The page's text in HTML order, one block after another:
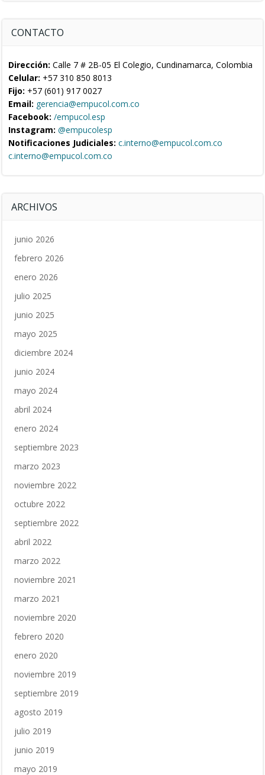
CONTACTO
Dirección: Calle 7 # 2B-05 El Colegio, Cundinamarca, Colombia
Celular: +57 310 850 8013
Fijo: +57 (601) 917 0027
Email: gerencia@empucol.com.co
Facebook: /empucol.esp
Instagram: @empucolesp
Notificaciones Judiciales: c.interno@empucol.com.co
c.interno@empucol.com.co
ARCHIVOS
junio 2026
febrero 2026
enero 2026
julio 2025
junio 2025
mayo 2025
diciembre 2024
junio 2024
mayo 2024
abril 2024
enero 2024
septiembre 2023
marzo 2023
noviembre 2022
octubre 2022
septiembre 2022
abril 2022
marzo 2022
noviembre 2021
marzo 2021
noviembre 2020
febrero 2020
enero 2020
noviembre 2019
septiembre 2019
agosto 2019
julio 2019
junio 2019
mayo 2019